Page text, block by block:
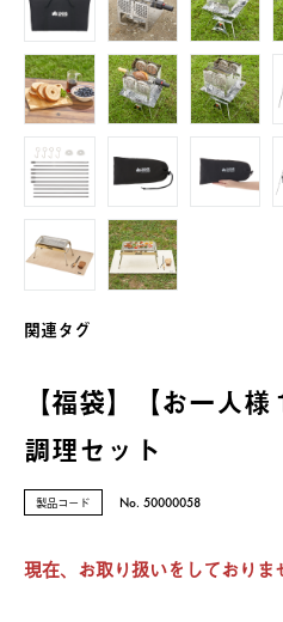
関連タグ
【福袋】【お一人
調理セット
製品コード No. 50000058
現在、お取り扱いをしておりま